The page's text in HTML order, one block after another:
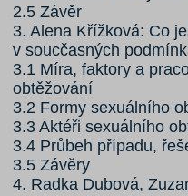
2.5 Závěr
3. Alena Křížková: Co
v soucčasných
3.1 Míra, faktory a
obtěžování
3.2 Formy sexuálního
3.3 Aktéři sexuálního
3.4 Průbeh případu,
3.5 Závěry
4. Radka Dubová,